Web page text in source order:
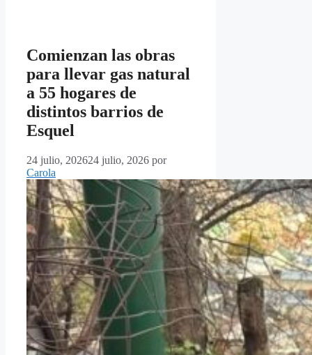
Comienzan las obras
para llevar gas natural
a 55 hogares de
distintos barrios de
Esquel
24 julio, 202624 julio, 2026 por
Carola